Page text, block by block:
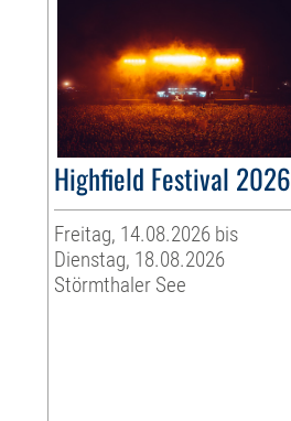
Highfield Festival 2026
Freitag, 14.08.2026 bis
Dienstag, 18.08.2026
Störmthaler See